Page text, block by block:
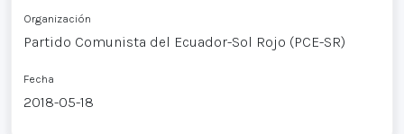
Organización
Partido Comunista del Ecuador-Sol Rojo (PCE-SR)
Fecha
2018-05-18